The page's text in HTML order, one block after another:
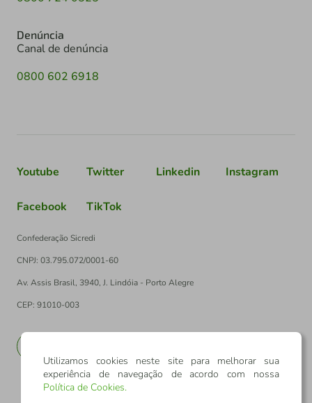
Denúncia
Canal de denúncia
0800 602 6918
Youtube Twitter Linkedin Instagram
Facebook TikTok
Confederação Sicredi
CNPJ: 03.795.072/0001-60
Av. Assis Brasil, 3940, J. Lindóia - Porto Alegre
CEP: 91010-003
Utilizamos cookies neste site para melhorar sua
experiência de navegação de acordo com nossa
Política de Cookies.